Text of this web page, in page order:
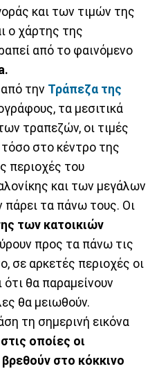
και των τιμών της
ο χάρτης της
από το φαινόμενο
την Τράπεζα της
τα μεσιτικά
τραπεζών, οι τιμές
στο κέντρο της
περιοχές του
και των μεγάλων
τα πάνω τους. Οι
των κατοικιών
προς τα πάνω τις
σε αρκετές περιοχές οι
ότι θα παραμείνουν
θα μειωθούν.
τη σημερινή εικόνα
οποίες οι
βρεθούν στο κόκκινο